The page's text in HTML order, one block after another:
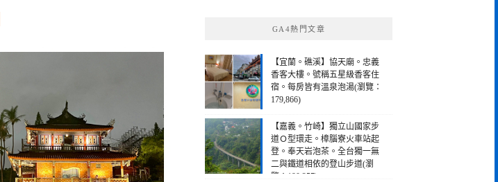
GA4熱門文章
【宜蘭。礁溪】協天廟。忠義
香客大樓。號稱五星級香客住
宿。每房皆有溫泉泡湯(瀏覽：
179,866)
【嘉義。竹崎】獨立山國家步
道Ｏ型環走。樟腦寮火車站起
登。奉天岩泡茶。全台獨一無
二與鐵道相依的登山步道(瀏
覽：190,257)